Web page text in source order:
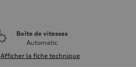
Boîte de vitesses
Automatic
Afficher la fiche technique